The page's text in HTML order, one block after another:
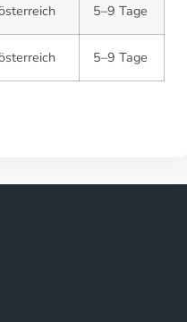
5–9 Tage
5–9 Tage